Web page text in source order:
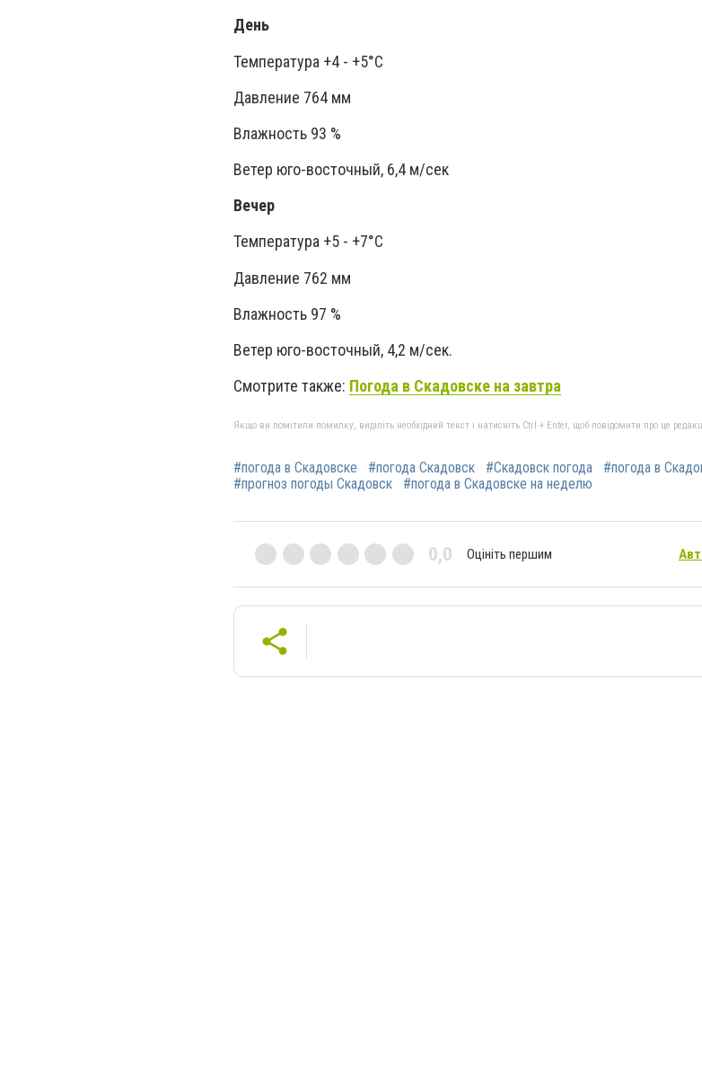
День
Температура +4 - +5°C
Давление 764 мм
Влажность 93 %
Ветер юго-восточный, 6,4 м/сек
Вечер
Температура +5 - +7°C
Давление 762 мм
Влажность 97 %
Ветер юго-восточный, 4,2 м/сек.
Смотрите также: Погода в Скадовске на завтра
Якщо ви помітили помилку, виділіть необхідний текст і натисніть Ctrl + Enter, щоб повідомити про це
#погода в Скадовске #погода Скадовск #Скадовск погода
#погода в
#прогноз погоды Скадовск
#погода в Скадовске на неделю
0,0 Оцініть першим